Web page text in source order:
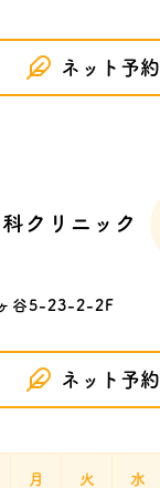
ネット予約
谷5-23-2-2F
ネット予約
月 火 水